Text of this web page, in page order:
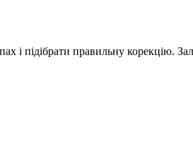
підібрати правильну корекцію.